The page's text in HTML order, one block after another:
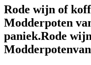
Rode wijn of
Modderpoten
paniek.Rode
Modderpoten